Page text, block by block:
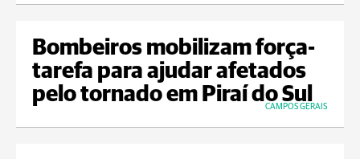
Bombeiros mobilizam força-
tarefa para ajudar afetados
pelo tornado em Piraí do Sul
CAMPOS GERAIS